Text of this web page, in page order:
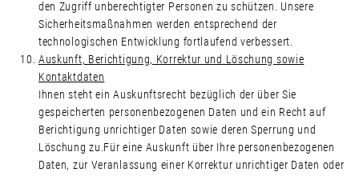
den Zugriff unberechtigter Personen zu schützen. Unsere
Sicherheitsmaßnahmen werden entsprechend der
technologischen Entwicklung fortlaufend verbessert.
Auskunft, Berichtigung, Korrektur und Löschung sowie
Kontaktdaten
Ihnen steht ein Auskunftsrecht bezüglich der über Sie
gespeicherten personenbezogenen Daten und ein Recht auf
Berichtigung unrichtiger Daten sowie deren Sperrung und
Löschung zu.Für eine Auskunft über Ihre personenbezogenen
Daten, zur Veranlassung einer Korrektur unrichtiger Daten oder